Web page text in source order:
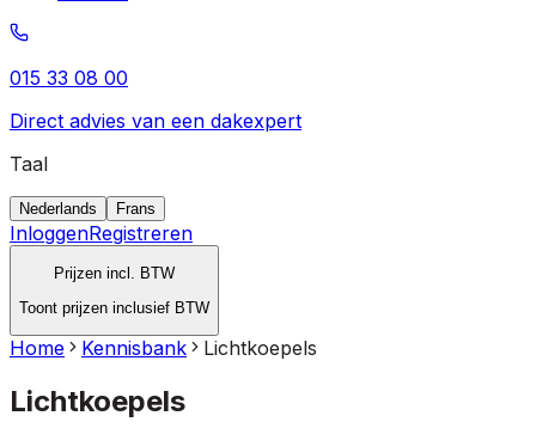
015 33 08 00
Direct advies van een dakexpert
Taal
Nederlands Frans
InloggenRegistreren
Prijzen incl. BTW
Toont prijzen inclusief BTW
Home Kennisbank Lichtkoepels
Lichtkoepels